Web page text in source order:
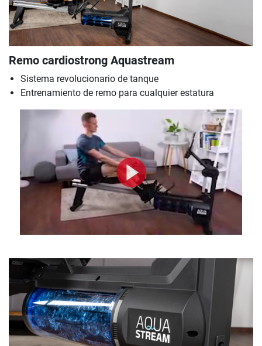
Remo cardiostrong Aquastream
Sistema revolucionario de tanque
Entrenamiento de remo para cualquier estatura